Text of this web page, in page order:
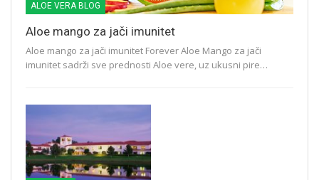
ALOE VERA BLOG
Aloe mango za jači imunitet
Aloe mango za jači imunitet Forever Aloe Mango za jači
imunitet sadrži sve prednosti Aloe vere, uz ukusni pire…